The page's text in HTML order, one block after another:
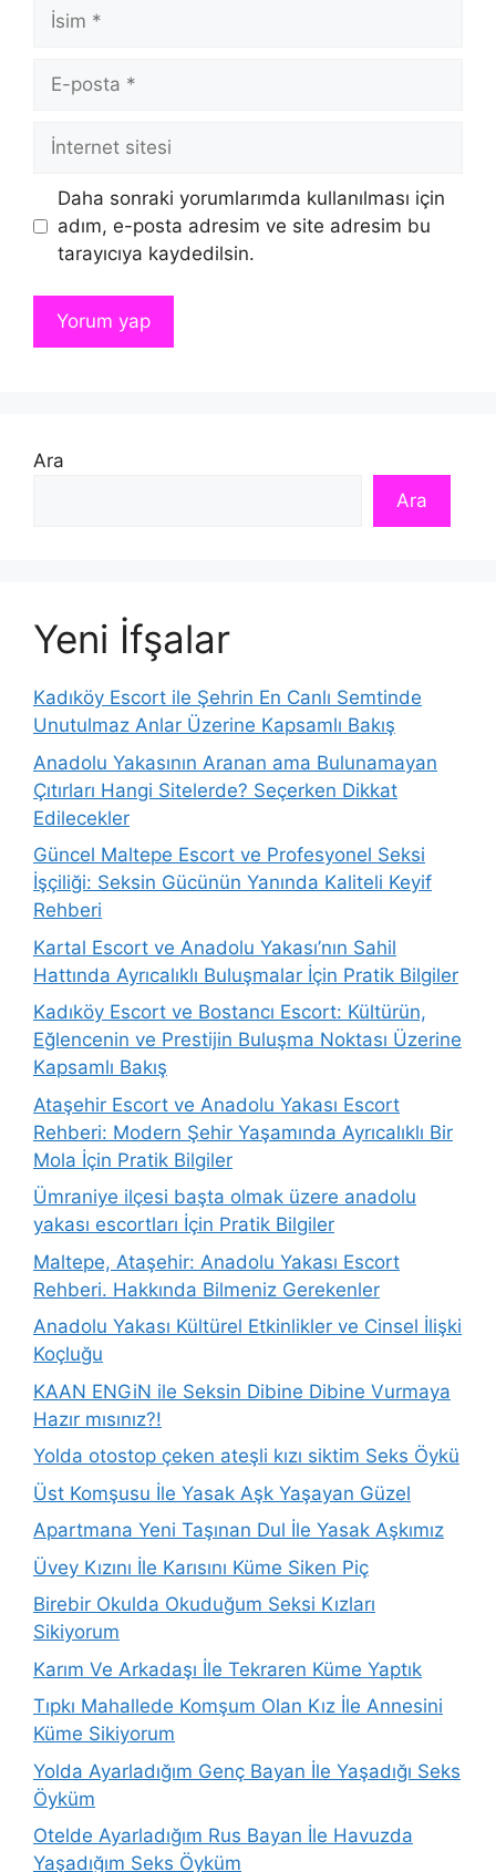
İsim
posta
İnternet
sitesi
Daha sonraki yorumlarımda kullanılması için
adım, e-posta adresim ve site adresim bu
tarayıcıya kaydedilsin.
Ara
Ara
Yeni İfşalar
Kadıköy Escort ile Şehrin En Canlı Semtinde
Unutulmaz Anlar Üzerine Kapsamlı Bakış
Anadolu Yakasının Aranan ama Bulunamayan
Çıtırları Hangi Sitelerde? Seçerken Dikkat
Edilecekler
Güncel Maltepe Escort ve Profesyonel Seksi
İşçiliği: Seksin Gücünün Yanında Kaliteli Keyif
Rehberi
Kartal Escort ve Anadolu Yakası’nın Sahil
Hattında Ayrıcalıklı Buluşmalar İçin Pratik Bilgiler
Kadıköy Escort ve Bostancı Escort: Kültürün,
Eğlencenin ve Prestijin Buluşma Noktası Üzerine
Kapsamlı Bakış
Ataşehir Escort ve Anadolu Yakası Escort
Rehberi: Modern Şehir Yaşamında Ayrıcalıklı Bir
Mola İçin Pratik Bilgiler
Ümraniye ilçesi başta olmak üzere anadolu
yakası escortları İçin Pratik Bilgiler
Maltepe, Ataşehir: Anadolu Yakası Escort
Rehberi. Hakkında Bilmeniz Gerekenler
Anadolu Yakası Kültürel Etkinlikler ve Cinsel İlişki
Koçluğu
KAAN ENGiN ile Seksin Dibine Dibine Vurmaya
Hazır mısınız?!
Yolda otostop çeken ateşli kızı siktim Seks Öykü
Üst Komşusu İle Yasak Aşk Yaşayan Güzel
Apartmana Yeni Taşınan Dul İle Yasak Aşkımız
Üvey Kızını İle Karısını Küme Siken Piç
Birebir Okulda Okuduğum Seksi Kızları
Sikiyorum
Karım Ve Arkadaşı İle Tekraren Küme Yaptık
Tıpkı Mahallede Komşum Olan Kız İle Annesini
Küme Sikiyorum
Yolda Ayarladığım Genç Bayan İle Yaşadığı Seks
Öyküm
Otelde Ayarladığım Rus Bayan İle Havuzda
Yaşadığım Seks Öyküm